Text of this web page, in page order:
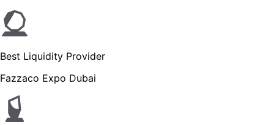
Best Liquidity Provider
Fazzaco Expo Dubai